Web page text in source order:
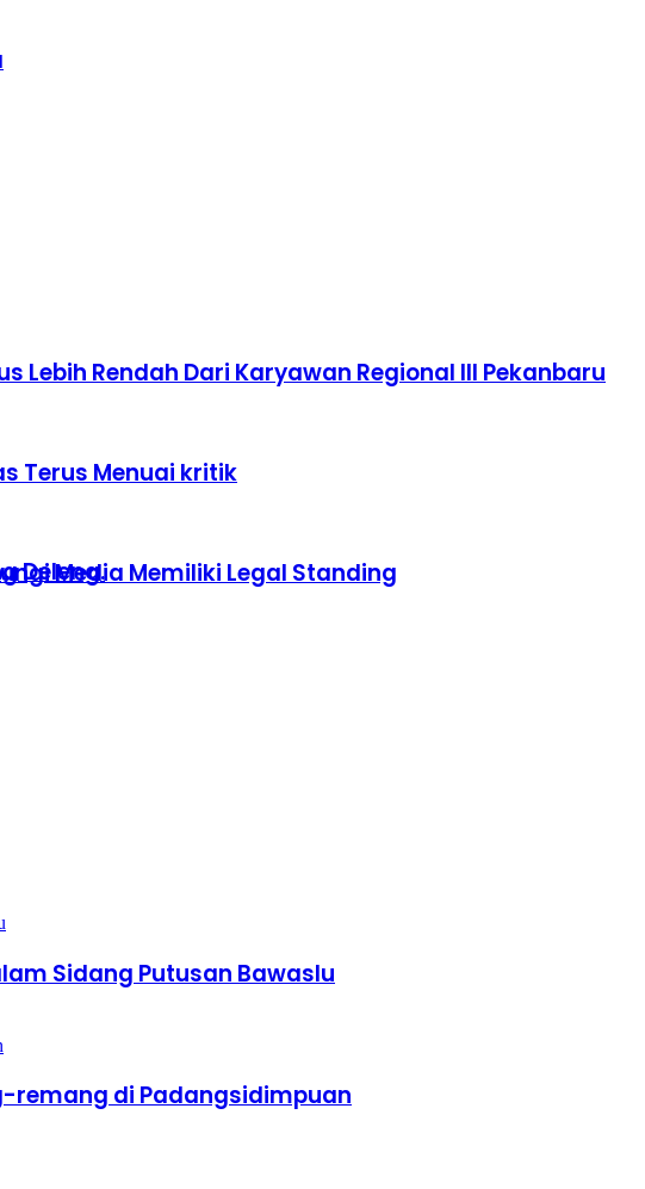
Deleng.
Sidang Putusan Bawaslu
remang di Padangsidimpuan
Lebih Rendah Dari Karyawan Regional III Pekanbaru
Terus Menuai kritik
Media Memiliki Legal Standing